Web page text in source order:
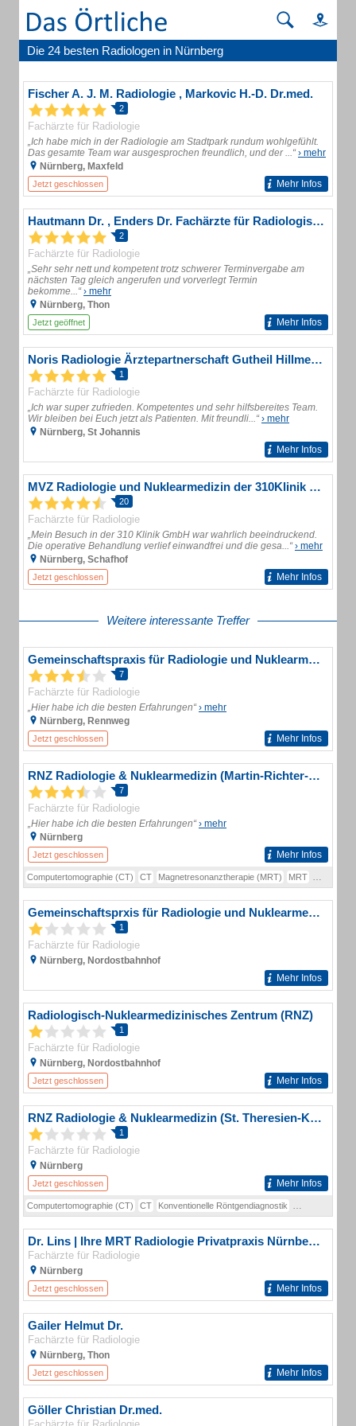
Die 24 besten Radiologen in Nürnberg
Fischer A. J. M. Radiologie , Markovic H.-D. Dr.med.
2
Fachärzte für Radiologie
„Ich habe mich in der Radiologie am Stadtpark rundum wohlgefühlt.
Das gesamte Team war ausgesprochen freundlich, und der ...“› mehr
Nürnberg, Maxfeld
Jetzt geschlossen Mehr Infos
Hautmann Dr. , Enders Dr. Fachärzte für Radiologische Diagnostik
2
Fachärzte für Radiologie
„Sehr sehr nett und kompetent trotz schwerer Terminvergabe am
nächsten Tag gleich angerufen und vorverlegt Termin
bekomme...“› mehr
Nürnberg, Thon
Jetzt geöffnet Mehr Infos
Noris Radiologie Ärztepartnerschaft Gutheil Hillmer Bachtler Pfautsch
1
Fachärzte für Radiologie
„Ich war super zufrieden. Kompetentes und sehr hilfsbereites Team.
Wir bleiben bei Euch jetzt als Patienten. Mit freundli...“› mehr
Nürnberg, St Johannis
Mehr Infos
MVZ Radiologie und Nuklearmedizin der 310Klinik GmbH
20
Fachärzte für Radiologie
„Mein Besuch in der 310 Klinik GmbH war wahrlich beeindruckend.
Die operative Behandlung verlief einwandfrei und die gesa...“› mehr
Nürnberg, Schafhof
Jetzt geschlossen Mehr Infos
Weitere interessante Treffer
Gemeinschaftspraxis für Radiologie und Nuklearmedizin Ärzte
7
Fachärzte für Radiologie
„Hier habe ich die besten Erfahrungen“› mehr
Nürnberg, Rennweg
Jetzt geschlossen Mehr Infos
RNZ Radiologie & Nuklearmedizin (Martin-Richter-Strasse)
7
Fachärzte für Radiologie
„Hier habe ich die besten Erfahrungen“› mehr
Nürnberg
Jetzt geschlossen Mehr Infos
Computertomographie (CT) CT Magnetresonanztherapie (MRT) MRT
Gemeinschaftsprxis für Radiologie und Nuklearmedizin Ärzte
1
Fachärzte für Radiologie
Nürnberg, Nordostbahnhof
Mehr Infos
Radiologisch-Nuklearmedizinisches Zentrum (RNZ)
1
Fachärzte für Radiologie
Nürnberg, Nordostbahnhof
Jetzt geschlossen Mehr Infos
RNZ Radiologie & Nuklearmedizin (St. Theresien-Krankenhaus)
1
Fachärzte für Radiologie
Nürnberg
Jetzt geschlossen Mehr Infos
Computertomographie (CT) CT Konventionelle Röntgendiagnostik
Dr. Lins | Ihre MRT Radiologie Privatpraxis Nürnberg | Schnelle Termine | Vorsorge und mehr
Fachärzte für Radiologie
Nürnberg
Jetzt geschlossen Mehr Infos
Gailer Helmut Dr.
Fachärzte für Radiologie
Nürnberg, Thon
Jetzt geschlossen Mehr Infos
Göller Christian Dr.med.